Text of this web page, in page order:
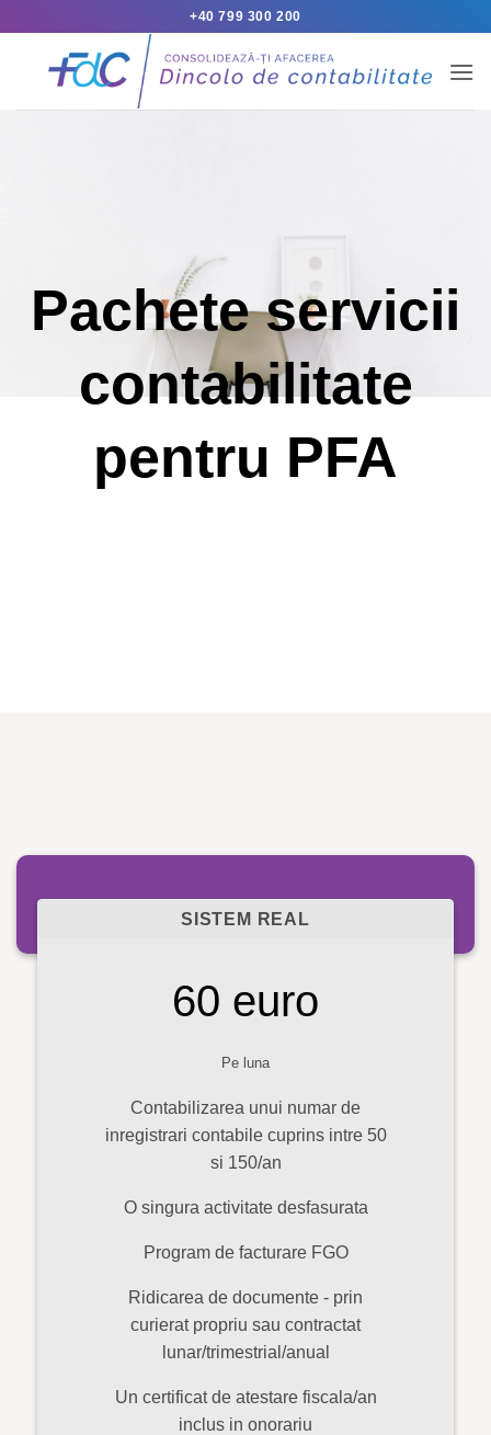
content
+40 799 300 200
Pachete servicii
contabilitate
pentru PFA
SISTEM REAL
60 euro
Pe luna
Contabilizarea unui numar de
inregistrari contabile cuprins intre 50
si 150/an
O singura activitate desfasurata
Program de facturare FGO
Ridicarea de documente - prin
curierat propriu sau contractat
lunar/trimestrial/anual
Un certificat de atestare fiscala/an
inclus in onorariu